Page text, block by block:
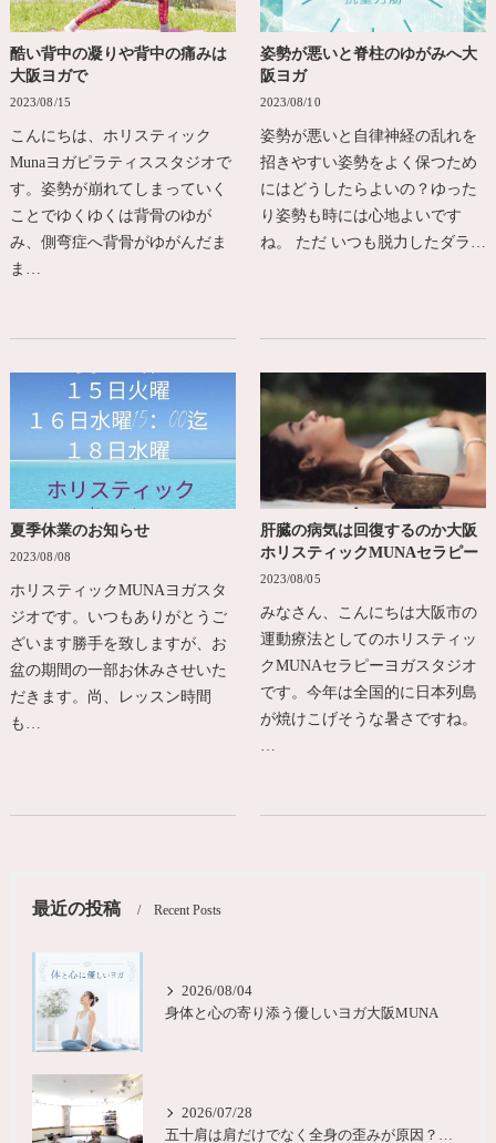
酷い背中の凝りや背中の痛みは
大阪ヨガで
2023/08/15
こんにちは、ホリスティック
Munaヨガピラティススタジオで
す。姿勢が崩れてしまっていく
ことでゆくゆくは背骨のゆが
み、側弯症へ背骨がゆがんだま
ま…
姿勢が悪いと脊柱のゆがみへ大
阪ヨガ
2023/08/10
姿勢が悪いと自律神経の乱れを
招きやすい姿勢をよく保つため
にはどうしたらよいの？ゆった
り姿勢も時には心地よいです
ね。 ただ いつも脱力したダラ…
夏季休業のお知らせ
2023/08/08
ホリスティックMUNAヨガスタ
ジオです。いつもありがとうご
ざいます勝手を致しますが、お
盆の期間の一部お休みさせいた
だきます。尚、レッスン時間
も…
肝臓の病気は回復するのか大阪
ホリスティックMUNAセラピー
2023/08/05
みなさん、こんにちは大阪市の
運動療法としてのホリスティッ
クMUNAセラピーヨガスタジオ
です。今年は全国的に日本列島
が焼けこげそうな暑さですね。
最近の投稿 Recent Posts
2026/08/04
身体と心の寄り添う優しいヨガ大阪MUNA
2026/07/28